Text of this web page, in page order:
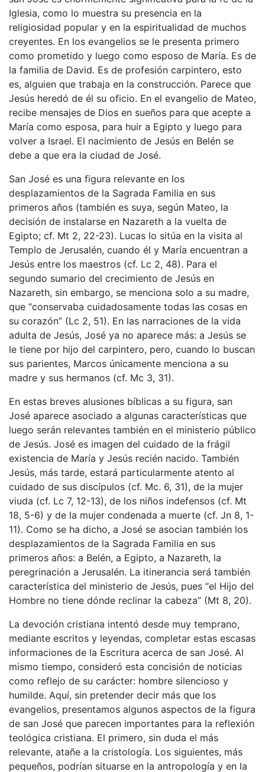
Iglesia, como lo muestra su presencia en la
religiosidad popular y en la espiritualidad de muchos
creyentes. En los evangelios se le presenta primero
como prometido y luego como esposo de María. Es de
la familia de David. Es de profesión carpintero, esto
es, alguien que trabaja en la construcción. Parece que
Jesús heredó de él su oficio. En el evangelio de Mateo,
recibe mensajes de Dios en sueños para que acepte a
María como esposa, para huir a Egipto y luego para
volver a Israel. El nacimiento de Jesús en Belén se
debe a que era la ciudad de José.
San José es una figura relevante en los
desplazamientos de la Sagrada Familia en sus
primeros años (también es suya, según Mateo, la
decisión de instalarse en Nazareth a la vuelta de
Egipto; cf. Mt 2, 22-23). Lucas lo sitúa en la visita al
Templo de Jerusalén, cuando él y María encuentran a
Jesús entre los maestros (cf. Lc 2, 48). Para el
segundo sumario del crecimiento de Jesús en
Nazareth, sin embargo, se menciona solo a su madre,
que “conservaba cuidadosamente todas las cosas en
su corazón” (Lc 2, 51). En las narraciones de la vida
adulta de Jesús, José ya no aparece más: a Jesús se
le tiene por hijo del carpintero, pero, cuando lo buscan
sus parientes, Marcos únicamente menciona a su
madre y sus hermanos (cf. Mc 3, 31).
En estas breves alusiones bíblicas a su figura, san
José aparece asociado a algunas características que
luego serán relevantes también en el ministerio público
de Jesús. José es imagen del cuidado de la frágil
existencia de María y Jesús recién nacido. También
Jesús, más tarde, estará particularmente atento al
cuidado de sus discípulos (cf. Mc. 6, 31), de la mujer
viuda (cf. Lc 7, 12-13), de los niños indefensos (cf. Mt
18, 5-6) y de la mujer condenada a muerte (cf. Jn 8, 1-
11). Como se ha dicho, a José se asocian también los
desplazamientos de la Sagrada Familia en sus
primeros años: a Belén, a Egipto, a Nazareth, la
peregrinación a Jerusalén. La itinerancia será también
característica del ministerio de Jesús, pues “el Hijo del
Hombre no tiene dónde reclinar la cabeza” (Mt 8, 20).
La devoción cristiana intentó desde muy temprano,
mediante escritos y leyendas, completar estas escasas
informaciones de la Escritura acerca de san José. Al
mismo tiempo, consideró esta concisión de noticias
como reflejo de su carácter: hombre silencioso y
humilde. Aquí, sin pretender decir más que los
evangelios, presentamos algunos aspectos de la figura
de san José que parecen importantes para la reflexión
teológica cristiana. El primero, sin duda el más
relevante, atañe a la cristología. Los siguientes, más
pequeños, podrían situarse en la antropología y en la